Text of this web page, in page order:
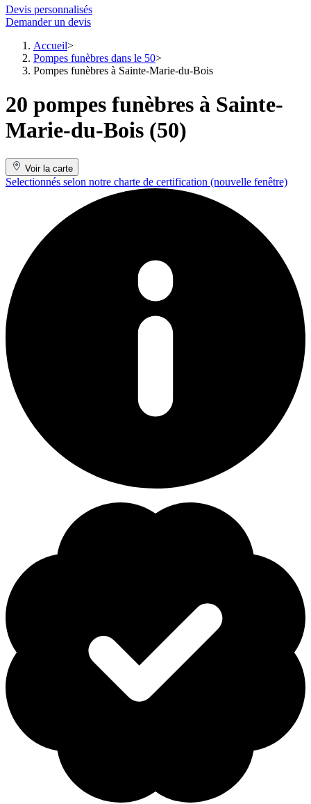
Devis personnalisés
Demander un devis
Accueil
Pompes funèbres dans le 50
Pompes funèbres à Sainte-Marie-du-Bois
20 pompes funèbres à Sainte-
Marie-du-Bois (50)
Voir la carte
Selectionnés selon notre charte de certification (nouvelle fenêtre)